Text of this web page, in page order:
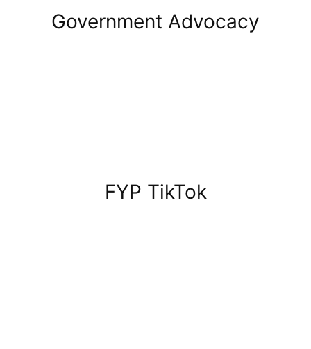
Government Advocacy
FYP TikTok